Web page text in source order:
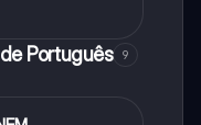
Português 9